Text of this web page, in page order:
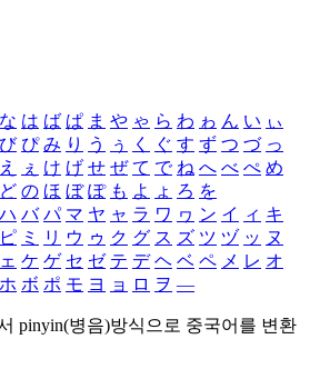
な は ば ぱ ま や ゃ ら わ ゎ ん い ぃ
び ぴ み り う ぅ く ぐ す ず つ づ っ
え ぇ け げ せ ぜ て で ね へ べ ぺ め
ど の ほ ぼ ぽ も よ ょ ろ を
ハ バ パ マ ヤ ャ ラ ワ ヮ ン イ ィ キ
ピ ミ リ ウ ゥ ク グ ス ズ ツ ヅ ッ ヌ
ェ ケ ゲ セ ゼ テ デ ヘ ベ ペ メ レ オ
ホ ボ ポ モ ヨ ョ ロ ヲ ―
pinyin(병음)방식으로 중국어를 변환